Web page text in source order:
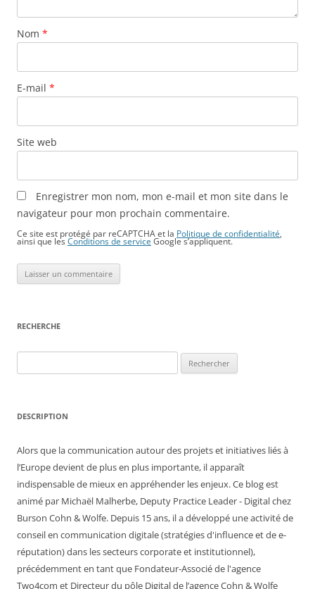
Nom *
E-mail *
Site web
Enregistrer mon nom, mon e-mail et mon site dans le
navigateur pour mon prochain commentaire.
Ce site est protégé par reCAPTCHA et la Politique de confidentialité
ainsi que lesConditions de service Google s’appliquent.
RECHERCHE
DESCRIPTION
Alors que la communication autour des projets et initiatives liés à
l’Europe devient de plus en plus importante, il apparaît
indispensable de mieux en appréhender les enjeux. Ce blog est
animé par Michaël Malherbe, Deputy Practice Leader - Digital chez
Burson Cohn & Wolfe. Depuis 15 ans, il a développé une activité de
conseil en communication digitale (stratégies d'influence et de e-
réputation) dans les secteurs corporate et institutionnel),
précédemment en tant que Fondateur-Associé de l'agence
Two4com et Directeur du pôle Digital de l’agence Cohn & Wolfe